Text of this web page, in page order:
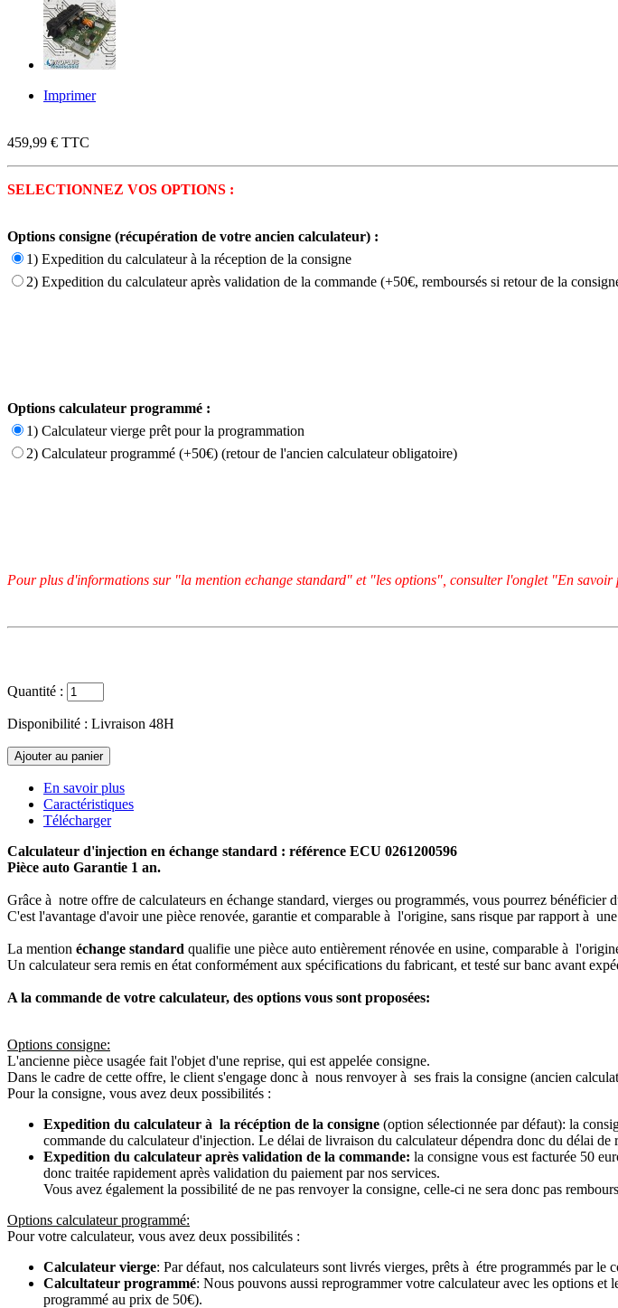
Imprimer
459,99 € TTC
SELECTIONNEZ VOS OPTIONS :
Options consigne (récupération de votre ancien calculateur) :
1) Expedition du calculateur à la réception de la consigne
2) Expedition du calculateur après validation de la commande (+50€, remboursés si retour de la
Options calculateur programmé :
1) Calculateur vierge prêt pour la programmation
2) Calculateur programmé (+50€) (retour de l'ancien calculateur obligatoire)
Pour plus d'informations sur "la mention echange standard" et "les options", consulter l'onglet "En savoir
Quantité :
Disponibilité : Livraison 48H
En savoir plus
Caractéristiques
Télécharger
Calculateur d'injection en échange standard : référence ECU 0261200596
Pièce auto Garantie 1 an.
Grâce à notre offre de calculateurs en échange standard, vierges ou programmés, vous pourrez
C'est l'avantage d'avoir une pièce renovée, garantie et comparable à l'origine, sans risque par rapport à
La mention échange standard qualifie une pièce auto entièrement rénovée en usine, comparable à
Un calculateur sera remis en état conformément aux spécifications du fabricant, et testé sur banc avant
A la commande de votre calculateur, des options vous sont proposées:
Options consigne:
L'ancienne pièce usagée fait l'objet d'une reprise, qui est appelée consigne.
Dans le cadre de cette offre, le client s'engage donc à nous renvoyer à ses frais la consigne (ancien
Pour la consigne, vous avez deux possibilités :
Expedition du calculateur à la récéption de la consigne (option sélectionnée par défaut): la
commande du calculateur d'injection. Le délai de livraison du calculateur dépendra donc du délai de
Expedition du calculateur après validation de la commande: la consigne vous est facturée 50
donc traitée rapidement après validation du paiement par nos services.
Vous avez également la possibilité de ne pas renvoyer la consigne, celle-ci ne sera donc pas
Options calculateur programmé:
Pour votre calculateur, vous avez deux possibilités :
Calculateur vierge: Par défaut, nos calculateurs sont livrés vierges, prêts à étre programmés par le
Calcultateur programmé: Nous pouvons aussi reprogrammer votre calculateur avec les options
programmé au prix de 50€).